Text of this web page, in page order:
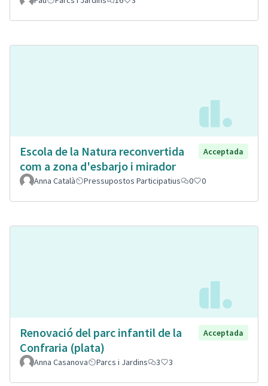
Escola de la Natura reconvertida
com a zona d'esbarjo i mirador
Acceptada
Anna Català Pressupostos Participatius 0 0
Renovació del parc infantil de la
Confraria (plata)
Acceptada
Anna Casanova Parcs i Jardins 3 3